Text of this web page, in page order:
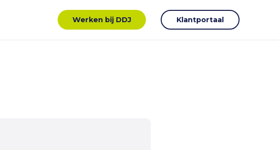
Werken bij DDJ Klantportaal